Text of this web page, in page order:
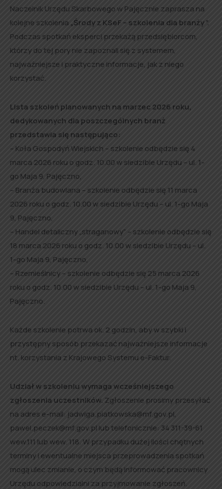
Naczelnik Urzędu Skarbowego w Pajęcznie zaprasza na
kolejne szkolenia „Środy z KSeF – szkolenia dla branży ”.
Podczas spotkań eksperci przekażą przedsiębiorcom,
którzy do tej pory nie zapoznali się z systemem,
najważniejsze i praktyczne informacje, jak z niego
korzystać.
Lista szkoleń planowanych na marzec 2026 roku,
dedykowanych dla poszczególnych branż
przedstawia się następująco:
– Koła Gospodyń Wiejskich – szkolenie odbędzie się 4
marca 2026 roku o godz. 10.00 w siedzibie Urzędu – ul. 1-
go Maja 9, Pajęczno,
– Branża budowlana – szkolenie odbędzie się 11 marca
2026 roku o godz. 10.00 w siedzibie Urzędu – ul. 1-go Maja
9, Pajęczno,
– Handel detaliczny „straganowy” – szkolenie odbędzie się
18 marca 2026 roku o godz. 10.00 w siedzibie Urzędu – ul.
1-go Maja 9, Pajęczno,
– Rzemieślnicy – szkolenie odbędzie się 25 marca 2026
roku o godz. 10.00 w siedzibie Urzędu – ul. 1-go Maja 9,
Pajęczno.
Każde szkolenie potrwa ok. 2 godzin, aby w szybki i
przystępny sposób przekazać najważniejsze informacje
nt. korzystania z Krajowego Systemu e-Faktur.
Udział w szkoleniu wymaga wcześniejszego
zgłoszenia uczestników. Zgłoszenie prosimy przesyłać
na adres e-mail: jadwiga.piatkowska@mf.gov.pl,
pawel.peczek@mf.gov.pl lub telefonicznie: 34 311-39-61
wew.111 lub wew. 118. W przypadku dużej ilości chętnych
terminy i ewentualne miejsca przeprowadzenia spotkań
mogą ulec zmianie, o czym będą informować pracownicy
Urzędu odpowiedzialni za przyjmowanie zgłoszeń.